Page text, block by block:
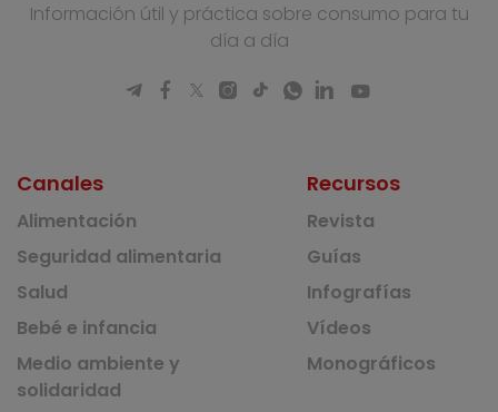
Información útil y práctica sobre consumo para tu
día a día
Canales
Alimentación
Seguridad alimentaria
Salud
Bebé e infancia
Medio ambiente y
solidaridad
Recursos
Revista
Guías
Infografías
Vídeos
Monográficos